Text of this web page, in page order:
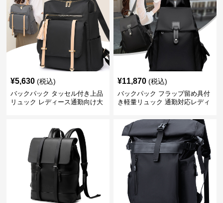
¥5,630 (税込)
バックパック タッセル付き上品
リュック レディース通勤向け大
¥11,870 (税込)
バックパック フラップ留め具付
き軽量リュック 通勤対応レディ